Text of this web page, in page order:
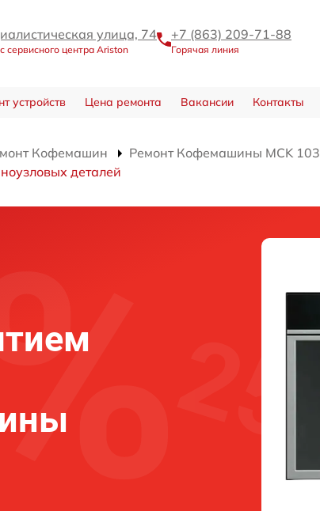
улица, 74
сервисного центра Ariston
+7 (863) 209-71-88
Горячая линия
устройств Цена ремонта Вакансии Контакты
Кофемашин
Ремонт Кофемашины MCK 103
деталей